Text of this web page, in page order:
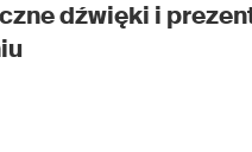
dźwięki i